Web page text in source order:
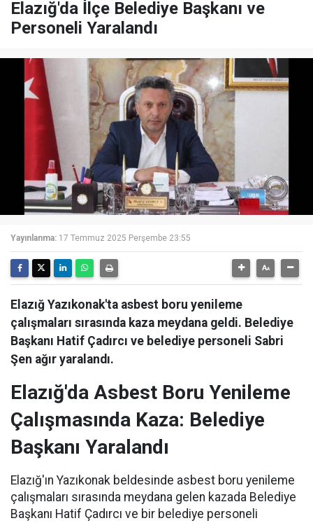
Elazığ'da İlçe Belediye Başkanı ve
Personeli Yaralandı
Yayınlanma: 17 Temmuz 2025 Perşembe 23:55
Elazığ Yazıkonak'ta asbest boru yenileme
çalışmaları sırasında kaza meydana geldi. Belediye
Başkanı Hatif Çadırcı ve belediye personeli Sabri
Şen ağır yaralandı.
Elazığ'da Asbest Boru Yenileme
Çalışmasında Kaza: Belediye
Başkanı Yaralandı
Elazığ'ın Yazıkonak beldesinde asbest boru yenileme
çalışmaları sırasında meydana gelen kazada Belediye
Başkanı Hatif Çadırcı ve bir belediye personeli